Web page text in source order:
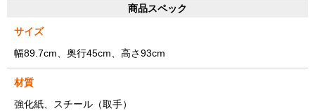
商品スペック
サイズ
幅89.7cm、奥行45cm、高さ93cm
材質
強化紙、スチール（取手）